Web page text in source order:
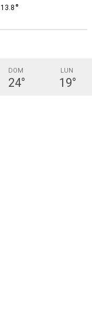
13.8 °
DOM
24°
LUN
19°